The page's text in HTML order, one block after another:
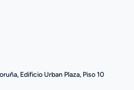
Edificio Urban Plaza, Piso 10